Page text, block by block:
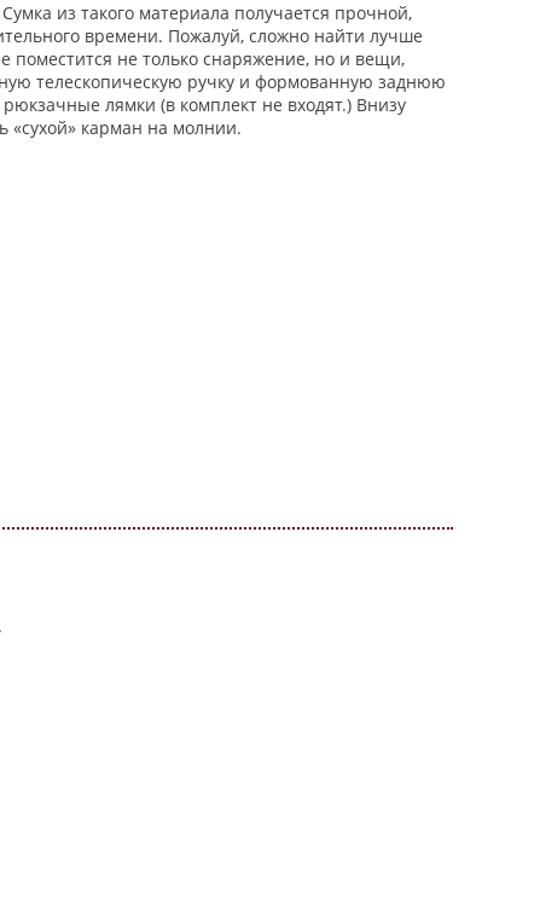
из такого материала получается прочной,
времени. Пожалуй, сложно найти лучше
поместится не только снаряжение, но и вещи,
телескопическую ручку и формованную заднюю
лямки (в комплект не входят.) Внизу
«сухой» карман на молнии.